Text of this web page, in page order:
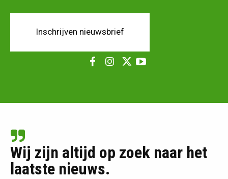
Inschrijven nieuwsbrief
Wij zijn altijd op zoek naar het
laatste nieuws.